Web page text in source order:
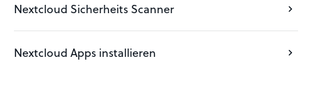
Nextcloud Sicherheits Scanner
Nextcloud Apps installieren